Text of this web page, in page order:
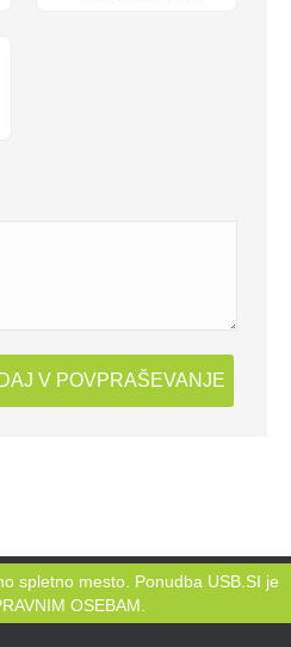
V POVPRAŠEVANJE
spletno mesto. Ponudba USB.SI je
OSEBAM.